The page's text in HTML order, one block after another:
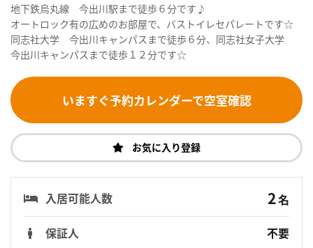
地下鉄烏丸線 今出川駅まで徒歩６分です♪
オートロック有の広めのお部屋で、バストイレセパレートです☆
同志社大学 今出川キャンパスまで徒歩６分、同志社女子大学
今出川キャンパスまで徒歩１２分です☆
いますぐ予約カレンダーで空室確認
お気に入り登録
入居可能人数 2名
保証人
不要